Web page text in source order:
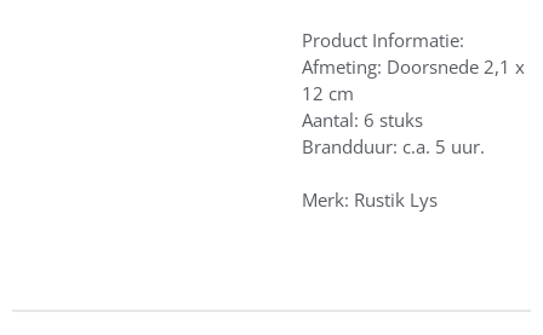
Product Informatie:
Afmeting: Doorsnede 2,1 x
12 cm
Aantal: 6 stuks
Brandduur: c.a. 5 uur.
Merk: Rustik Lys